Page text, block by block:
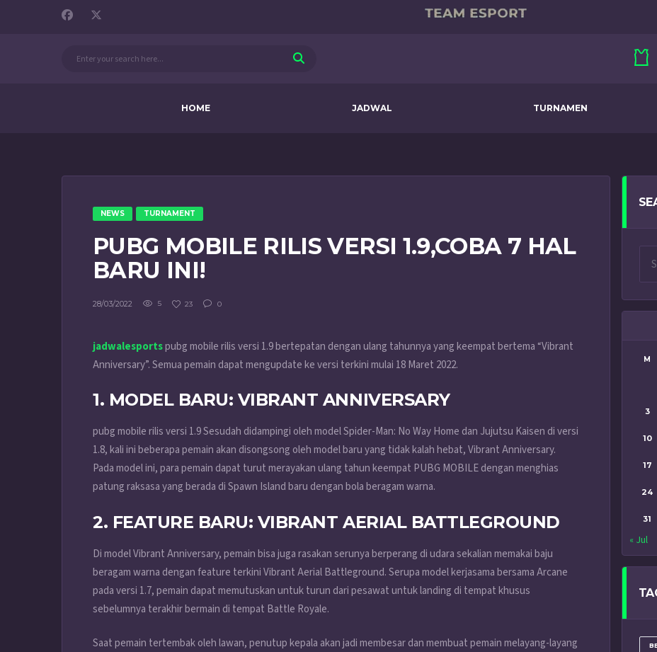
HOME JADWAL TURNAMEN
NEWS TURNAMENT
PUBG MOBILE RILIS VERSI 1.9,COBA 7 HAL
BARU INI!
28/03/2022 5 23 0
jadwalesportspubg mobile rilis versi 1.9 bertepatan dengan ulang tahunnya yang keempat bertema “Vibrant
Anniversary”. Semua pemain dapat mengupdate ke versi terkini mulai 18 Maret 2022.
1. MODEL BARU: VIBRANT ANNIVERSARY
pubg mobile rilis versi 1.9 Sesudah didampingi oleh model Spider-Man: No Way Home dan Jujutsu Kaisen di versi
1.8, kali ini beberapa pemain akan disongsong oleh model baru yang tidak kalah hebat, Vibrant Anniversary.
Pada model ini, para pemain dapat turut merayakan ulang tahun keempat PUBG MOBILE dengan menghias
patung raksasa yang berada di Spawn Island baru dengan bola beragam warna.
2. FEATURE BARU: VIBRANT AERIAL BATTLEGROUND
Di model Vibrant Anniversary, pemain bisa juga rasakan serunya berperang di udara sekalian memakai baju
beragam warna dengan feature terkini Vibrant Aerial Battleground. Serupa model kerjasama bersama Arcane
pada versi 1.7, pemain dapat memutuskan untuk turun dari pesawat untuk landing di tempat khusus
sebelumnya terakhir bermain di tempat Battle Royale.
Saat pemain tertembak oleh lawan, penutup kepala akan jadi membesar dan membuat pemain melayang-layang
M
3
10
17
24
31
« Jul